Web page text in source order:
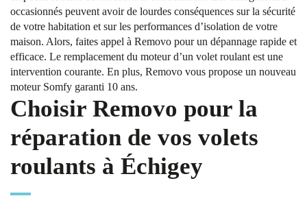
occasionnés peuvent avoir de lourdes conséquences sur la sécurité
de votre habitation et sur les performances d’isolation de votre
maison. Alors, faites appel à Removo pour un dépannage rapide et
efficace. Le remplacement du moteur d’un volet roulant est une
intervention courante. En plus, Removo vous propose un nouveau
moteur Somfy garanti 10 ans.
Choisir Removo pour la
réparation de vos volets
roulants à Échigey